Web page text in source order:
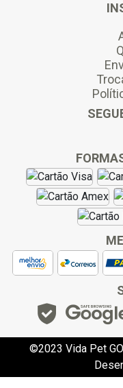
©2023 Vida Pet